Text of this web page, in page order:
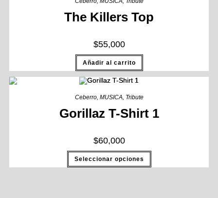
The Killers Top
$55,000
Añadir al carrito
Ceberro, MUSICA, Tribute
Gorillaz T-Shirt 1
$60,000
Seleccionar opciones